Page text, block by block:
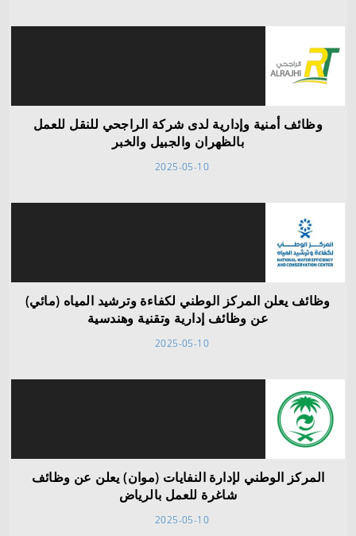
وظائف أمنية وإدارية لدى شركة الراجحي للنقل للعمل
بالظهران والجبيل والخبر
2025-05-10
وظائف يعلن المركز الوطني لكفاءة وترشيد المياه (مائي)
عن وظائف إدارية وتقنية وهندسية
2025-05-10
المركز الوطني لإدارة النفايات (موان) يعلن عن وظائف
شاغرة للعمل بالرياض
2025-05-10